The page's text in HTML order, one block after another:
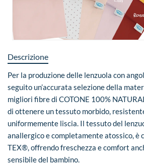
Descrizione
Per la produzione delle lenzuola con
seguito un’accurata selezione della
migliori fibre di COTONE 100%
di ottenere un tessuto morbido,
uniformemente liscia. Il tessuto del
anallergico e completamente atossico, è
TEX®, offrendo freschezza e comfort
sensibile del bambino.